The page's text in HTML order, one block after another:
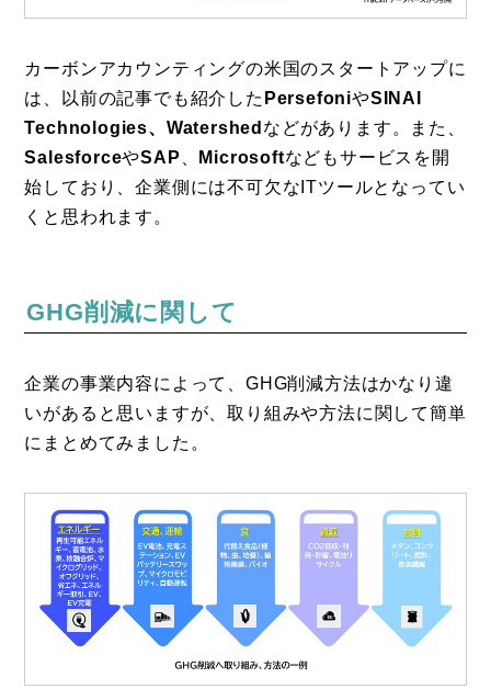
カーボンアカウンティングの米国のスタートアップに
は、以前の記事でも紹介した PersefoniやSINAI
Technologies、 Watershed などがあります。また、
SalesforceやSAP Microsoftなどもサービスを開
始しており、企業側には不可欠なITツールとなってい
くと思われます。
GHG削減に関して
企業の事業内容によって、GHG削減方法はかなり違
いがあると思いますが、取り組みや方法に関して簡単
にまとめてみました。